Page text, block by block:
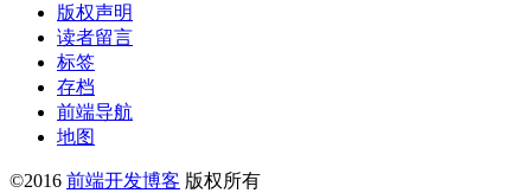
版权声明
读者留言
标签
存档
前端导航
地图
©2016 前端开发博客 版权所有